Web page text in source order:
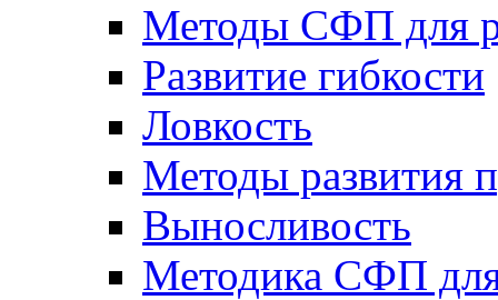
Методы СФП для
Развитие гибкости
Ловкость
Методы развития
Выносливость
Методика СФП для